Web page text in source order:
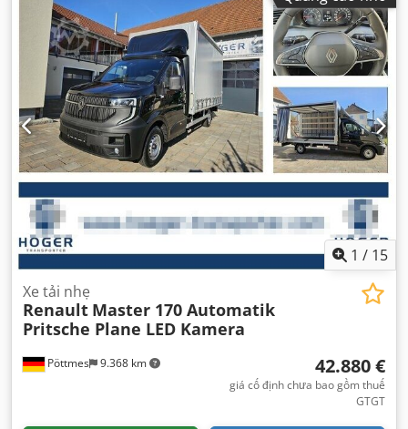
1 / 15
Pöttmes 9.368 km
Xe tải nhẹ
Renault Master 170 Automatik
Pritsche Plane LED Kamera
42.880 €
giá cố định chưa bao gồm thuế
GTGT